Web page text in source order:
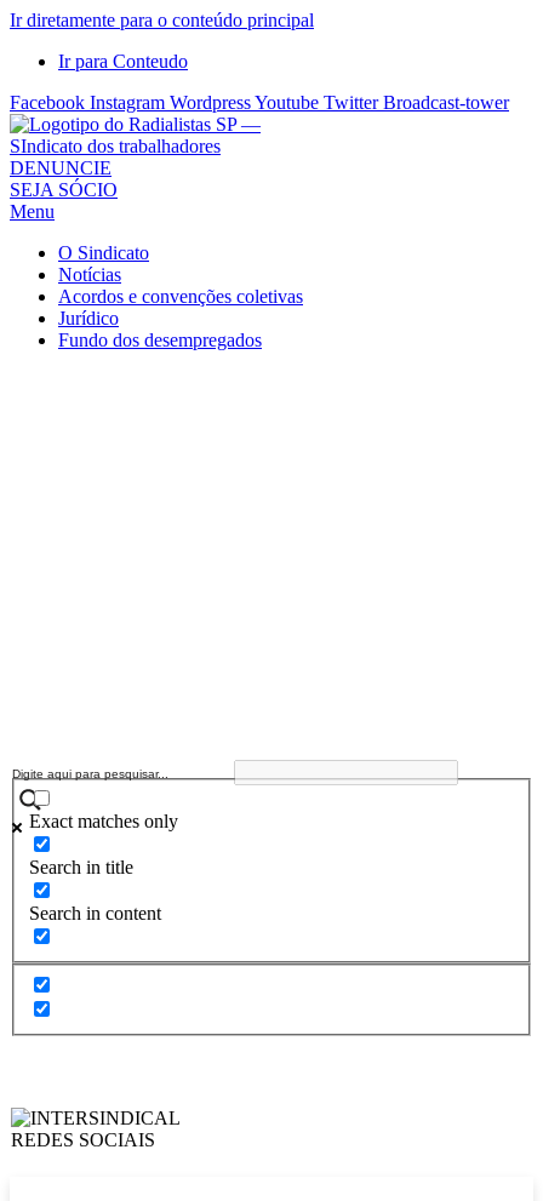
Ir diretamente para o conteúdo principal
Ir para Conteudo
Facebook Instagram WordpressYoutube Twitter Broadcast-tower
Sindicato
dos
Radialistas
São
Paulo
Sindicato
DENUNCIE
SEJA SÓCIO
Menu
O Sindicato
Notícias
Acordos e convenções coletivas
Jurídico
Fundo dos desempregados
Exact matches only
Search in title
Search in content